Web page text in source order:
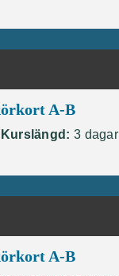
A-B
Kurslängd: 3 dagar
A-B